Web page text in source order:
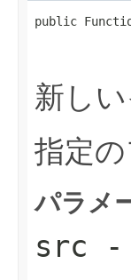
public
新し
指定
パラメ
src -